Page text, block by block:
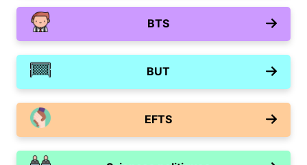
BTS
BUT
EFTS